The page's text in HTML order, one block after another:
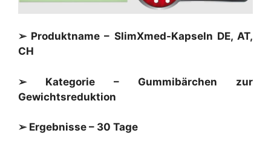
➢ Produktname – SlimXmed-Kapseln DE, AT,
CH
➢ Kategorie – Gummibärchen zur
Gewichtsreduktion
➢ Ergebnisse – 30 Tage